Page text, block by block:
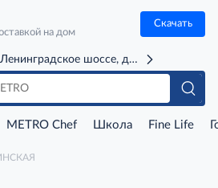
на дом
Скачать
шоссе, д. 71Г (м. Речной
METRO Chef Школа Fine Life